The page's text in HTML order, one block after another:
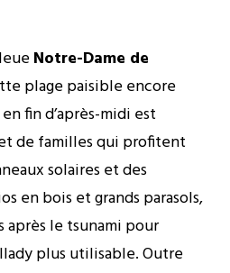
Notre-Dame de
plage paisible encore
fin d’après-midi est
de familles qui profitent
solaires et des
en bois et grands parasols,
le tsunami pour
plus utilisable. Outre